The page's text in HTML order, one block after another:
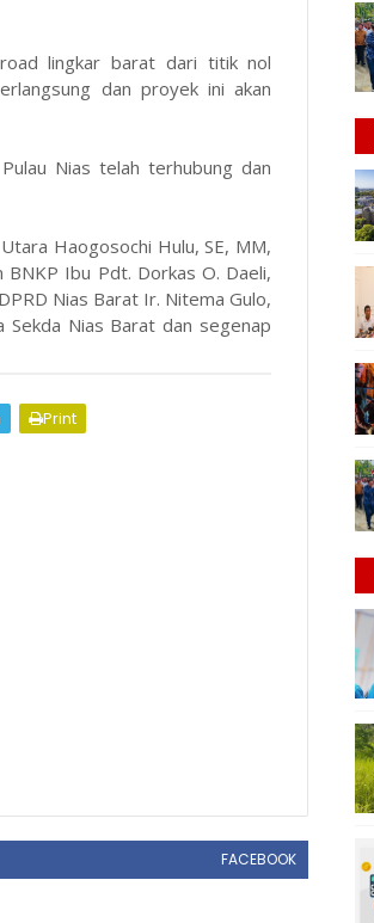
road lingkar barat dari titik nol
dan proyek ini akan
Nias telah terhubung dan
Haogosochi Hulu, SE, MM,
Ibu Pdt. Dorkas O. Daeli,
Nias Barat Ir. Nitema Gulo,
Sekda Nias Barat dan segenap
Print
FACEBOOK